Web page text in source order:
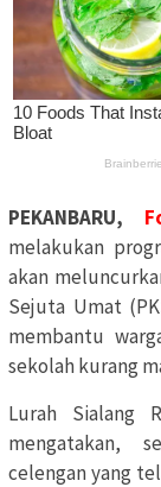
PEKANBARU,
melakukan
akan
Sejuta Umat
membantu
sekolah kurang
Lurah Sialang
mengatakan,
celengan yang